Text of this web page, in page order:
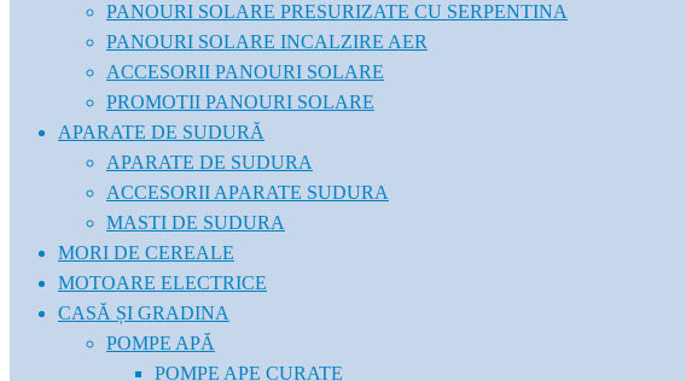
PANOURI SOLARE PRESURIZATE CU SERPENTINA
PANOURI SOLARE INCALZIRE AER
ACCESORII PANOURI SOLARE
PROMOTII PANOURI SOLARE
APARATE DE SUDURĂ
APARATE DE SUDURA
ACCESORII APARATE SUDURA
MASTI DE SUDURA
MORI DE CEREALE
MOTOARE ELECTRICE
CASĂ ȘI GRADINA
POMPE APĂ
POMPE APE CURATE